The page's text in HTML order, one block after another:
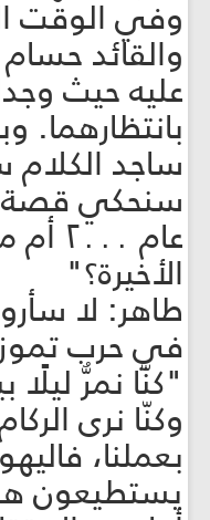
وفي الوقت
والقائد
عليه حيث
بانتظارهما.
ساجد
سنحكي قصة
عام
الأخيرة؟"
طاهر: لا
في حرب
"كنّا نمرُّ
وكنّا نرى
بعملنا،
يستطيعون